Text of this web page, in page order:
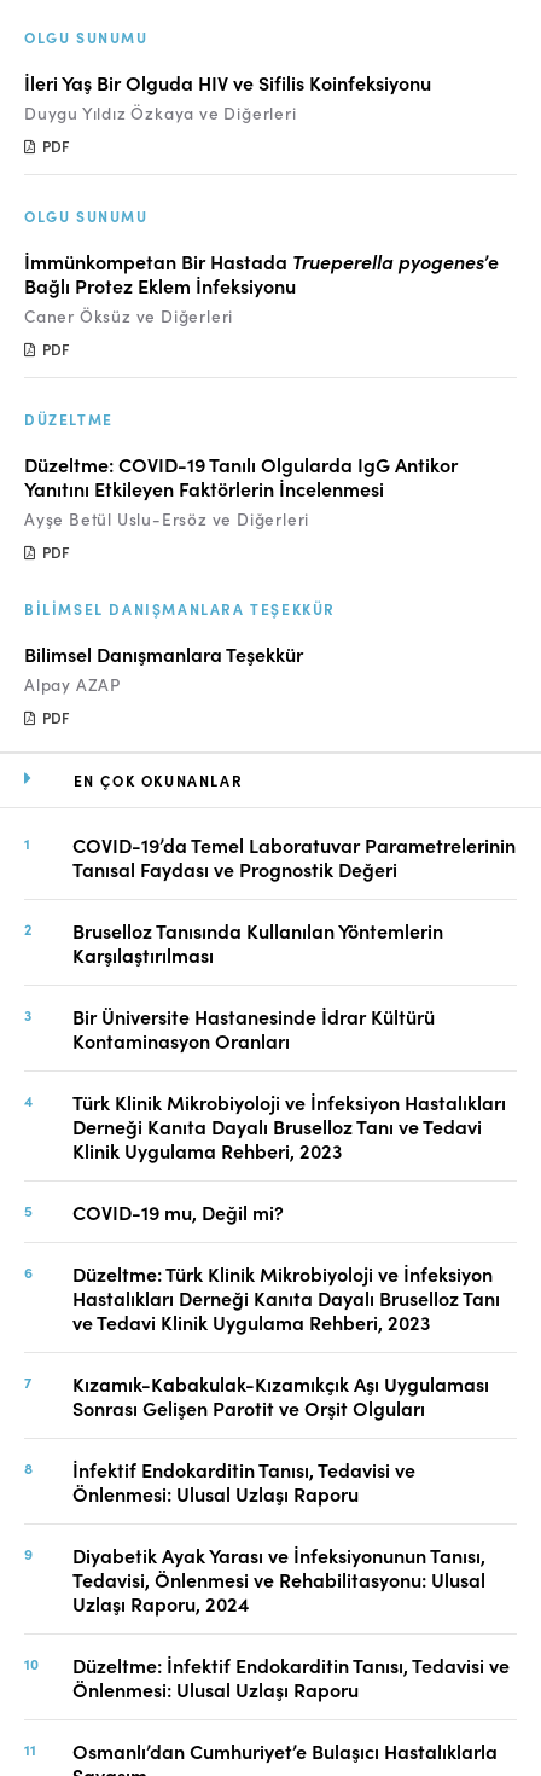
EN ÇOK OKUNANLAR
COVID-19’da Temel Laboratuvar Parametrelerinin
Tanısal Faydası ve Prognostik Değeri
Bruselloz Tanısında Kullanılan Yöntemlerin
Karşılaştırılması
Bir Üniversite Hastanesinde İdrar Kültürü
Kontaminasyon Oranları
Türk Klinik Mikrobiyoloji ve İnfeksiyon Hastalıkları
Derneği Kanıta Dayalı Bruselloz Tanı ve Tedavi
Klinik Uygulama Rehberi, 2023
COVID-19 mu, Değil mi?
Düzeltme: Türk Klinik Mikrobiyoloji ve İnfeksiyon
Hastalıkları Derneği Kanıta Dayalı Bruselloz Tanı
ve Tedavi Klinik Uygulama Rehberi, 2023
Kızamık-Kabakulak-Kızamıkçık Aşı Uygulaması
Sonrası Gelişen Parotit ve Orşit Olguları
İnfektif Endokarditin Tanısı, Tedavisi ve
Önlenmesi: Ulusal Uzlaşı Raporu
Diyabetik Ayak Yarası ve İnfeksiyonunun Tanısı,
Tedavisi, Önlenmesi ve Rehabilitasyonu: Ulusal
Uzlaşı Raporu, 2024
Düzeltme: İnfektif Endokarditin Tanısı, Tedavisi ve
Önlenmesi: Ulusal Uzlaşı Raporu
Osmanlı’dan Cumhuriyet’e Bulaşıcı Hastalıklarla
OLGU SUNUMU
İleri Yaş Bir Olguda HIV ve Sifilis Koinfeksiyonu
Duygu Yıldız Özkaya ve Diğerleri
PDF
OLGU SUNUMU
İmmünkompetan Bir Hastada Trueperella pyogenes’e
Bağlı Protez Eklem İnfeksiyonu
Caner Öksüz ve Diğerleri
PDF
DÜZELTME
Düzeltme: COVID-19 Tanılı Olgularda IgG Antikor
Yanıtını Etkileyen Faktörlerin İncelenmesi
Ayşe Betül Uslu-Ersöz ve Diğerleri
PDF
BILIMSEL DANIŞMANLARA TEŞEKKÜR
Bilimsel Danışmanlara Teşekkür
Alpay AZAP
PDF